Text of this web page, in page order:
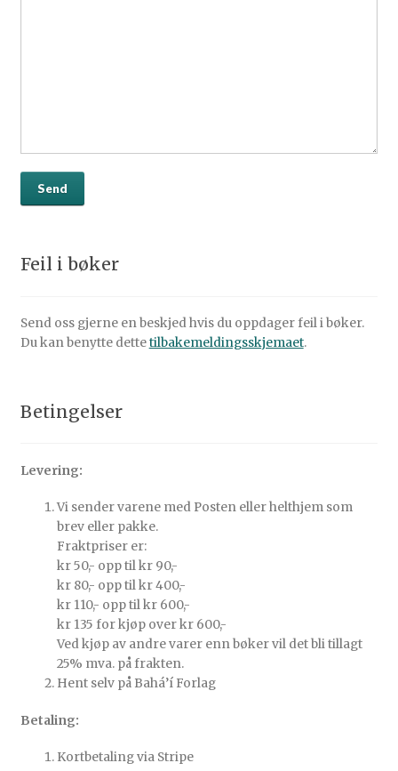
Feil i bøker
Send oss gjerne en beskjed hvis du oppdager feil i bøker.
Du kan benytte dettetilbakemeldingsskjemaet.
Betingelser
Levering:
Vi sender varene med Posten eller helthjem som
brev eller pakke.
Fraktpriser er:
kr 50,- opp til kr 90,-
kr 80,- opp til kr 400,-
kr 110,- opp til kr 600,-
kr 135 for kjøp over kr 600,-
Ved kjøp av andre varer enn bøker vil det bli tillagt
25% mva. på frakten.
Hent selv på Bahá’í Forlag
Betaling:
Kortbetaling via Stripe